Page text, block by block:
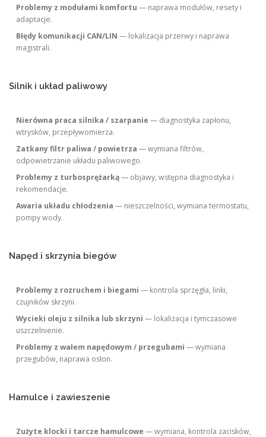
Problemy z modułami komfortu — naprawa modułów, resety i
adaptacje.
Błędy komunikacji CAN/LIN — lokalizacja przerwy i naprawa
magistrali.
Silnik i układ paliwowy
Nierówna praca silnika / szarpanie — diagnostyka zapłonu,
wtrysków, przepływomierza.
Zatkany filtr paliwa / powietrza — wymiana filtrów,
odpowietrzanie układu paliwowego.
Problemy z turbosprężarką— objawy, wstępna diagnostyka i
rekomendacje.
Awaria układu chłodzenia — nieszczelności, wymiana termostatu,
pompy wody.
Napęd i skrzynia biegów
Problemy z rozruchem i biegami — kontrola sprzęgła, linki,
czujników skrzyni.
Wycieki oleju z silnika lub skrzyni — lokalizacja i tymczasowe
uszczelnienie.
Problemy z wałem napędowym / przegubami — wymiana
przegubów, naprawa osłon.
Hamulce i zawieszenie
Zużyte klocki i tarcze hamulcowe — wymiana, kontrola zacisków,